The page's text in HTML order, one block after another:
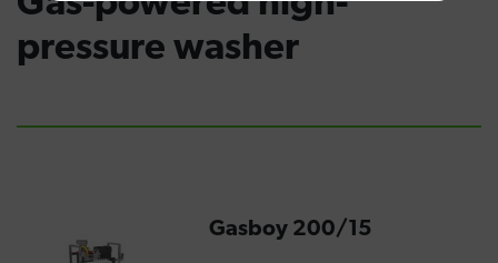
pressure washer
Gasboy 200/15